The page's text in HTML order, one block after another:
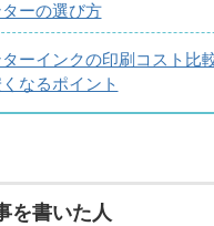
ーの選び方
ーインクの印刷コスト比
なるポイント
を書いた人